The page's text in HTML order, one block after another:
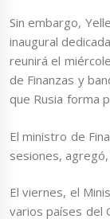
Sin embargo,
inaugural
reunirá el
de Finanzas y
que Rusia forma
El ministro de
sesiones,
El viernes, el
varios países del